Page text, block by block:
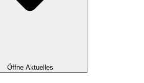
Öffne Aktuelles